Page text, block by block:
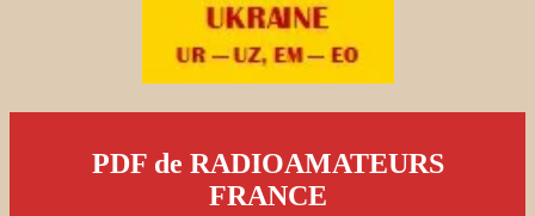
PDF de RADIOAMATEURS
FRANCE